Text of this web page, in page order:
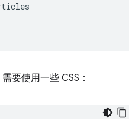
要使用一些 CSS：